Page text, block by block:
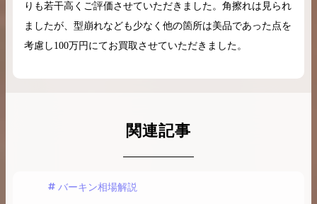
りも若干高くご評価させていただきました。角擦れは見られ
ましたが、型崩れなども少なく他の箇所は美品であった点を
考慮し100万円にてお買取させていただきました。
関連記事
バーキン相場解説